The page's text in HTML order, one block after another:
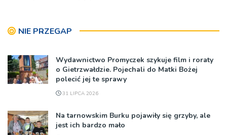
NIE PRZEGAP
Wydawnictwo Promyczek szykuje film i roraty
o Gietrzwałdzie. Pojechali do Matki Bożej
polecić jej te sprawy
31 LIPCA 2026
Na tarnowskim Burku pojawiły się grzyby, ale
jest ich bardzo mało